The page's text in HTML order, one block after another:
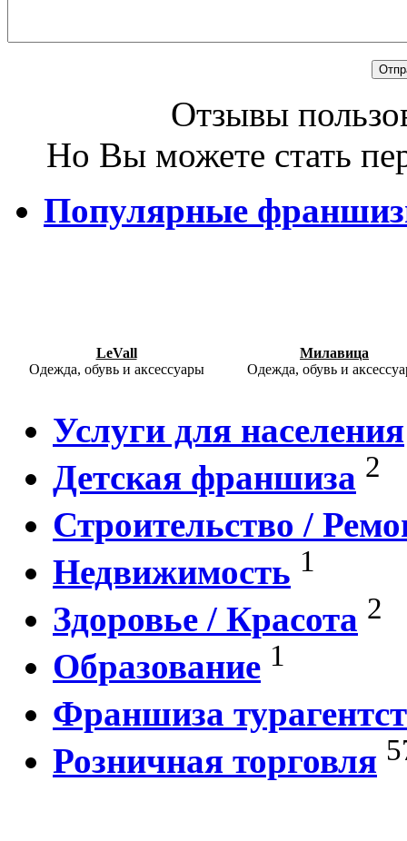
Отзывы
Но Вы можете стать
Популярные
LeVall
Одежда, обувь и аксессуары
Милавица
Одежда, обувь и
Услуги для населения
Детская франшиза 2
Строительство /
Недвижимость 1
Здоровье / Красота 2
Образование 1
Франшиза
Розничная торговля